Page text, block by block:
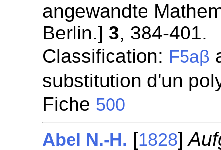
angewandte
Berlin.] 3, 384-401.
Classification: F5aβ
substitution d'un
Fiche 500
Abel N.-H. [1828]